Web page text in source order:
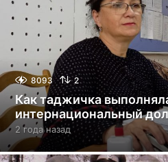
8093 2
Как таджичка
интернациональный
2 года назад2
г
о